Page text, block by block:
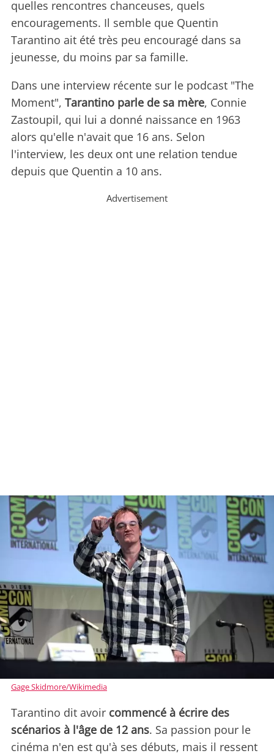
quelles rencontres chanceuses, quels
encouragements. Il semble que Quentin
Tarantino ait été très peu encouragé dans sa
jeunesse, du moins par sa famille.
Dans une interview récente sur le podcast "The
Moment", Tarantino parle de sa mère, Connie
Zastoupil, qui lui a donné naissance en 1963
alors qu'elle n'avait que 16 ans. Selon
l'interview, les deux ont une relation tendue
depuis que Quentin a 10 ans.
Advertisement
Gage Skidmore/Wikimedia
Tarantino dit avoir commencé à écrire des
scénarios à l'âge de 12 ans. Sa passion pour le
cinéma n'en est qu'à ses débuts, mais il ressent